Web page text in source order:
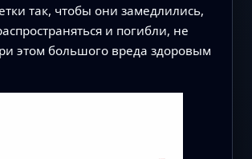
так, чтобы они замедлились,
и погибли, не
этом большого вреда здоровым